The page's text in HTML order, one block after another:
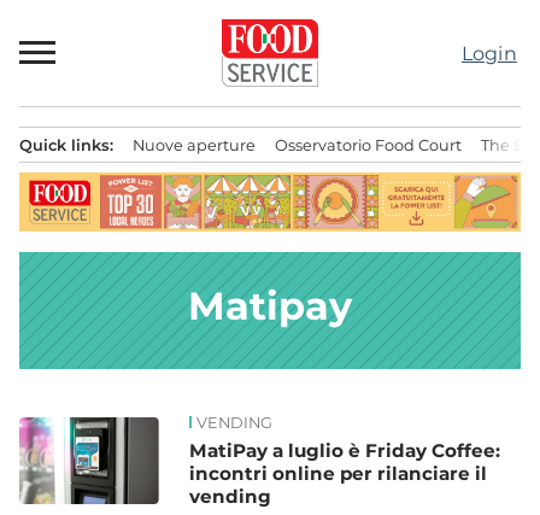
al
contenuto
Login
principale
Quick links: Nuove aperture Osservatorio Food Court The
Matipay
News VENDING
MatiPay a luglio è Friday Coffee:
incontri online per rilanciare il
vending